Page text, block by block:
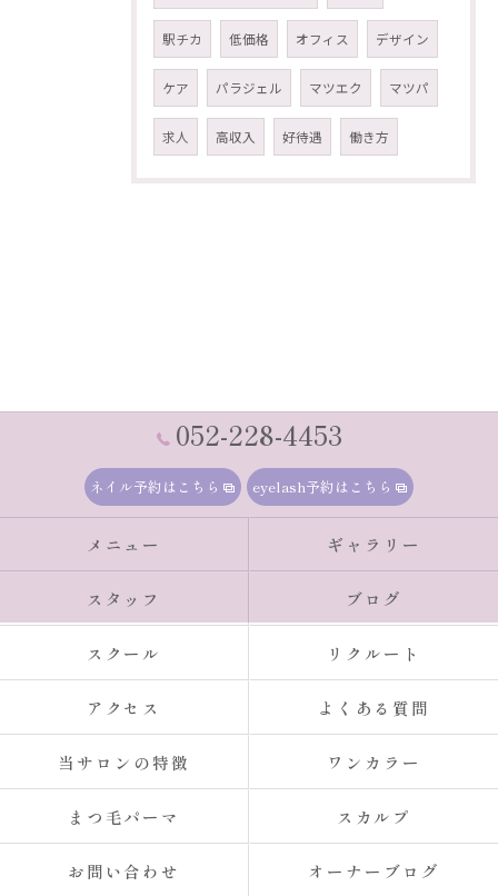
駅チカ 低価格 オフィス デザイン
ケア パラジェル マツエク マツパ
求人 高収入 好待遇 働き方
052-228-4453
ネイル予約はこちら eyelash予約はこちら
メニュー ギャラリー
スタッフ ブログ
スクール リクルート
アクセス よくある質問
当サロンの特徴 ワンカラー
まつ毛パーマ スカルプ
お問い合わせ オーナーブログ